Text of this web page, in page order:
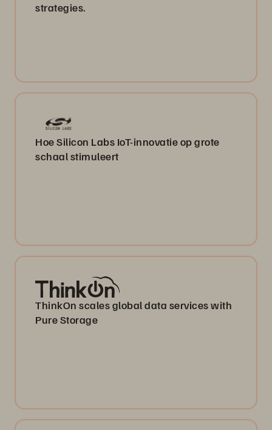
strategies.
Hoe Silicon Labs IoT-innovatie op grote
schaal stimuleert
ThinkOn scales global data services with
Pure Storage